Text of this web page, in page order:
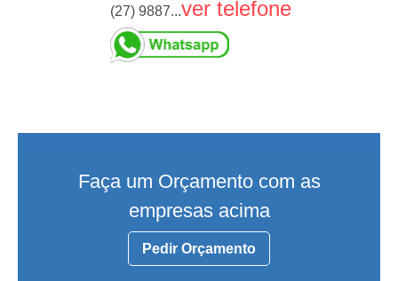
(27) 9887...ver telefone
Faça um Orçamento com as
empresas acima
Pedir Orçamento